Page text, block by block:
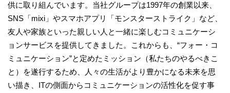
供に取り組んでいます。当社グループは1997年の創業以来、
SNS「mixi」やスマホアプリ「モンスターストライク」など、
友人や家族といった親しい人と一緒に楽しむコミュニケーシ
ョンサービスを提供してきました。これからも、“フォー・コ
ミュニケーション”と定めたミッション（私たちのやるべきこ
と）を遂行するため、人々の生活がより豊かになる未来を思
い描き、ITの側面からコミュニケーションの活性化を促す事